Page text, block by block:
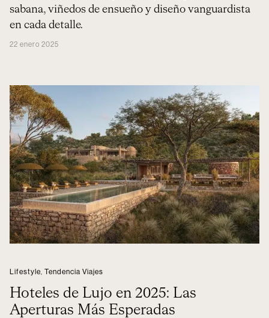
sabana, viñedos de ensueño y diseño vanguardista
en cada detalle.
22 enero 2025
Lifestyle Tendencia Viajes
Hoteles de Lujo en 2025: Las
Aperturas Más Esperadas